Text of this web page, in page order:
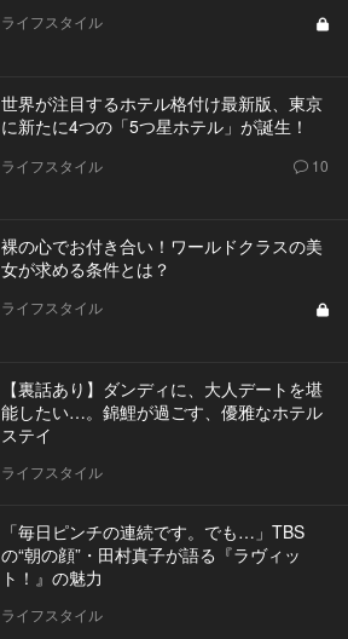
ライフスタイル
世界が注目するホテル格付け最新版、東京
に新たに4つの「5つ星ホテル」が誕生！
ライフスタイル 10
裸の心でお付き合い！ワールドクラスの美
女が求める条件とは？
ライフスタイル
【裏話あり】ダンディに、大人デートを堪
能したい…。錦鯉が過ごす、優雅なホテル
ステイ
ライフスタイル
「毎日ピンチの連続です。でも…」TBS
の“朝の顔”・田村真子が語る『ラヴィッ
ト！』の魅力
ライフスタイル